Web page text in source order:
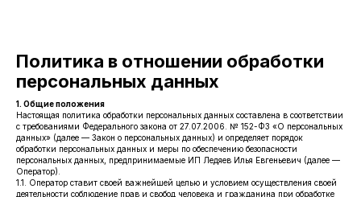
Политика в отношении обработки
персональных данных
1. Общие положения
Настоящая политика обработки персональных данных составлена в соответствии
с требованиями Федерального закона от 27.07.2006. № 152-ФЗ «О персональных
данных» (далее — Закон о персональных данных) и определяет порядок
обработки персональных данных и меры по обеспечению безопасности
персональных данных, предпринимаемые ИП Ледяев Илья Евгеньевич (далее —
Оператор).
1.1. Оператор ставит своей важнейшей целью и условием осуществления своей
деятельности соблюдение прав и свобод человека и гражданина при обработке